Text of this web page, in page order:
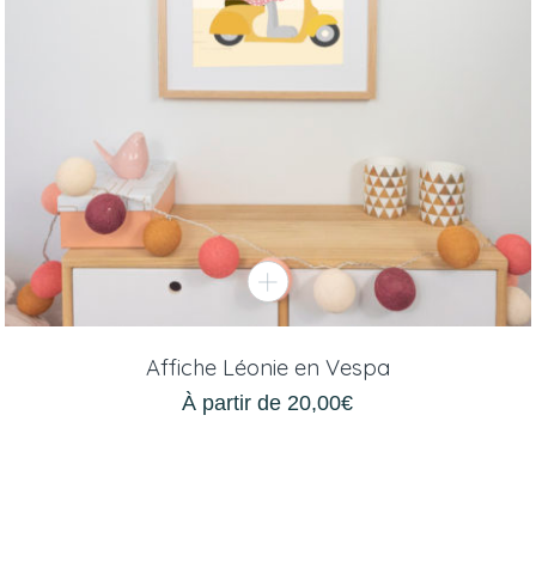
Affiche Léonie en Vespa
À partir de 20,00€